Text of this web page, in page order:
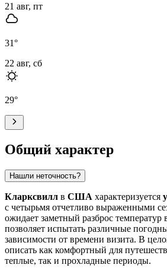
21 авг, пт
31°
22 авг, сб
29°
Общий характер
Нашли неточность?
Кларксвилл в США характеризуется
с четырьмя отчетливо выраженными
ожидает заметный разброс температур
позволяет испытать различные
зависимости от времени визита. В
описать как комфортный для
теплые, так и прохладные периоды.